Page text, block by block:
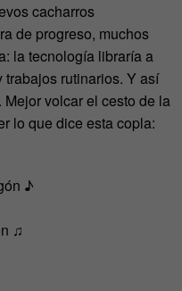
cacharros
de progreso, muchos
la tecnología libraría a
rutinarios. Y así
volcar el cesto de la
lo que dice esta copla:
♪
♫